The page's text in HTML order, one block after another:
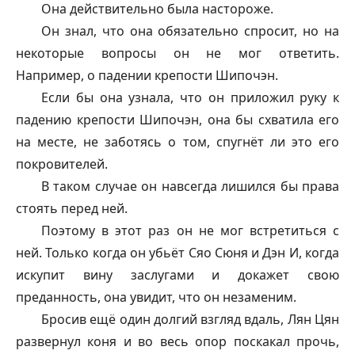
Она действительно была настороже.
Он знал, что она обязательно спросит, но на
некоторые вопросы он не мог ответить.
Например, о падении крепости Шипочэн.
Если бы она узнала, что он приложил руку к
падению крепости Шипочэн, она бы схватила его
на месте, не заботясь о том, спугнёт ли это его
покровителей.
В таком случае он навсегда лишился бы права
стоять перед ней.
Поэтому в этот раз он не мог встретиться с
ней. Только когда он убьёт Сяо Сюня и Дэн И, когда
искупит вину заслугами и докажет свою
преданность, она увидит, что он незаменим.
Бросив ещё один долгий взгляд вдаль, Лян Цян
развернул коня и во весь опор поскакал прочь,